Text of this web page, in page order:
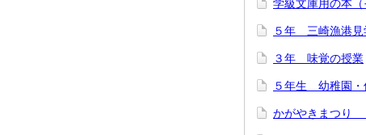
学級文庫用の本（
５年 三崎漁港見
３年 味覚の授業
５年生 幼稚園・
かがやきまつり